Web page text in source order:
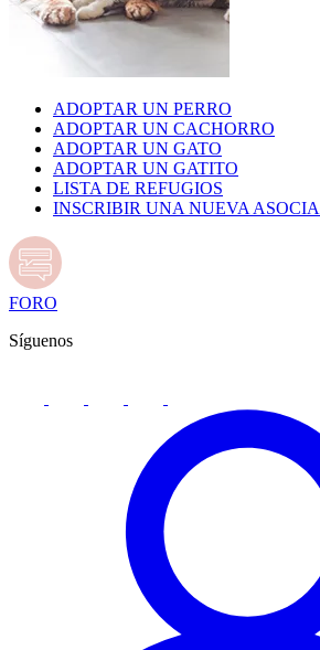
ADOPTAR UN PERRO
ADOPTAR UN CACHORRO
ADOPTAR UN GATO
ADOPTAR UN GATITO
LISTA DE REFUGIOS
INSCRIBIR UNA NUEVA
FORO
Síguenos